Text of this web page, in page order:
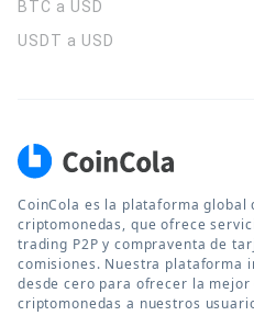
BTC a USD
USDT a USD
CoinCola es la plataforma global
criptomonedas, que ofrece
trading P2P y compraventa de
comisiones. Nuestra plataforma
desde cero para ofrecer la
criptomonedas a nuestros